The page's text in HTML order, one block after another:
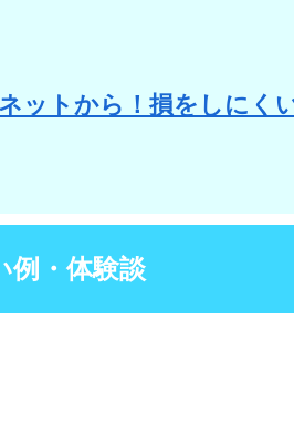
ットから！損をしにく
例・体験談